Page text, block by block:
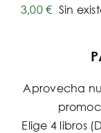
3,00€ Sin
Aprovecha
Elige 4 libros